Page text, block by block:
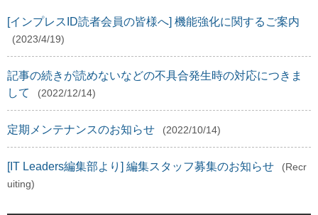
[インプレスID読者会員の皆様へ] 機能強化に関するご案内
(2023/4/19)
記事の続きが読めないなどの不具合発生時の対応につきま
して
(2022/12/14)
定期メンテナンスのお知らせ (2022/10/14)
[IT Leaders編集部より] 編集スタッフ募集のお知らせ
(Recr
uiting)